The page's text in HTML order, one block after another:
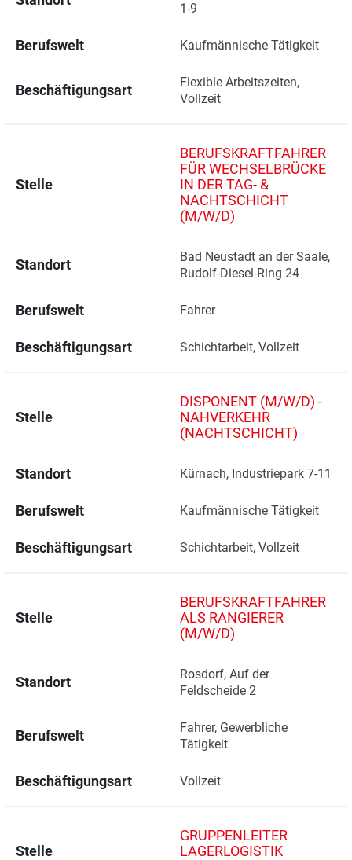
1-9
Berufswelt Kaufmännische Tätigkeit
Beschäftigungsart
Flexible Arbeitszeiten,
Vollzeit
Stelle
BERUFSKRAFTFAHRER
FÜR WECHSELBRÜCKE
IN DER TAG- &
NACHTSCHICHT
(M/W/D)
Standort
Bad Neustadt an der Saale,
Rudolf-Diesel-Ring 24
Berufswelt Fahrer
Beschäftigungsart Schichtarbeit, Vollzeit
Stelle
DISPONENT (M/W/D) -
NAHVERKEHR
(NACHTSCHICHT)
Standort
Berufswelt Kaufmännische Tätigkeit
Beschäftigungsart Schichtarbeit, Vollzeit
Stelle
BERUFSKRAFTFAHRER
ALS RANGIERER
(M/W/D)
Standort
Rosdorf, Auf der
Feldscheide 2
Berufswelt
Fahrer, Gewerbliche
Tätigkeit
Beschäftigungsart Vollzeit
Stelle
GRUPPENLEITER
LAGERLOGISTIK